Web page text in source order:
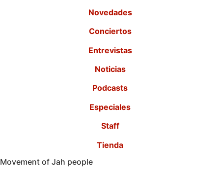
Novedades
Conciertos
Entrevistas
Noticias
Podcasts
Especiales
Staff
Tienda
Movement of Jah people